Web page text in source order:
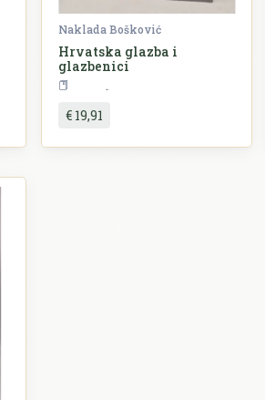
Naklada Bošković
Hrvatska glazba i
glazbenici
€ 19,91